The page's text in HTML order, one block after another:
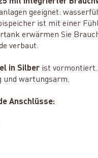
geeignet:
ist mit einer
erwärmen Sie
verbaut.
in Silber ist
und wartungsarm.
Anschlüsse: